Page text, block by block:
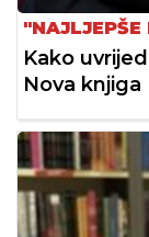
"NAJLJEPŠE
Kako
Nova